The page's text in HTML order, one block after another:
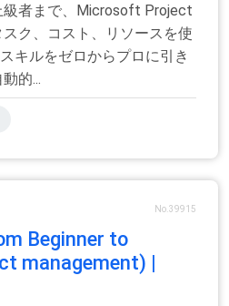
級者まで、Microsoft Project
ク、コスト、リソースを使
キルをゼロからプロに引き
的...
No.39915
Beginner to
management) |